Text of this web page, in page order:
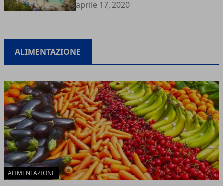
aprile 17, 2020
ALIMENTAZIONE
ALIMENTAZIONE